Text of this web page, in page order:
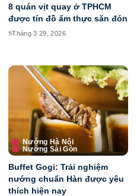
8 quán vịt quay ở TPHCM
được tín đồ ẩm thực săn đón
Tháng 3 29, 2026
Nướng Hà Nội
Nướng Sài Gòn
Buffet Gogi: Trải nghiệm
nướng chuẩn Hàn được yêu
thích hiện nay